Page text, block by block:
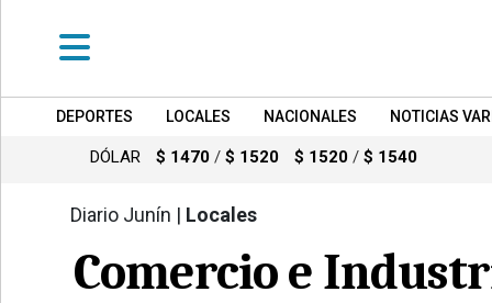
DEPORTES
LOCALES
NACIONALES
DEPORTES LOCALES NACIONALES NOTICIAS
DÓLAR $ 1470 / $ 1520 $ 1520 / $ 1540
Diario Junín | Locales
Comercio e